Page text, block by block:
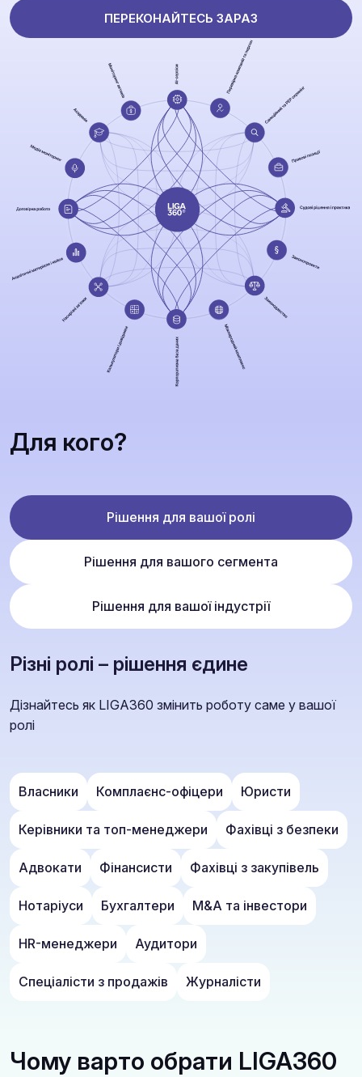
ПЕРЕКОНАЙТЕСЬ ЗАРАЗ
Для кого?
Рішення для вашої ролі
Рішення для вашого сегмента
Рішення для вашої індустрії
Різні ролі – рішення єдине
Дізнайтесь як LIGA360 змінить роботу саме у вашої
ролі
Власники Комплаєнс-офіцери Юристи
Керівники та топ-менеджери Фахівці з безпеки
Адвокати Фінансисти Фахівці з закупівель
Нотаріуси Бухгалтери M&A та інвестори
HR-менеджери Аудитори
Спеціалісти з продажів Журналісти
Чому варто обрати LIGA360